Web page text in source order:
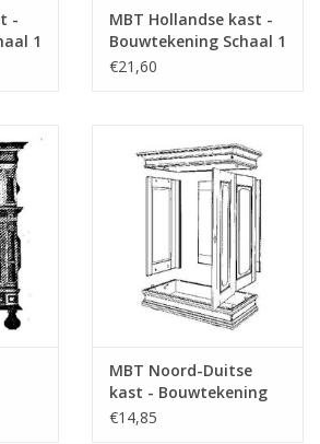
refer to foreword on
das Vorwort
-
1
MBT Hollandse kast -
Bouwtekening Schaal 1
: N/A (45.17.004)
€21,60
1
MBT Noord-Duitse
kast - Bouwtekening
Schaal 1 : N/A
€14,85